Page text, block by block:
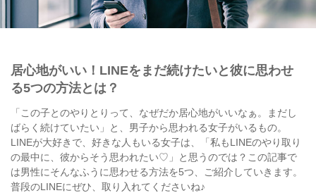
居心地がいい！LINEをまだ続けたいと彼に思わせ
る5つの方法とは？
「この子とのやりとりって、なぜだか居心地がいいなぁ。まだし
ばらく続けていたい」と、男子から思われる女子がいるもの。
LINEが大好きで、好きな人もいる女子は、「私もLINEのやり取り
の最中に、彼からそう思われたい♡」と思うのでは？この記事で
は男性にそんなふうに思わせる方法を5つ、ご紹介していきます。
普段のLINEにぜひ、取り入れてくださいね♪